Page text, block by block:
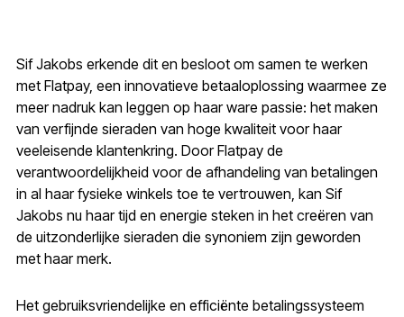
Sif Jakobs erkende dit en besloot om samen te werken
met Flatpay, een innovatieve betaaloplossing waarmee ze
meer nadruk kan leggen op haar ware passie: het maken
van verfijnde sieraden van hoge kwaliteit voor haar
veeleisende klantenkring. Door Flatpay de
verantwoordelijkheid voor de afhandeling van betalingen
in al haar fysieke winkels toe te vertrouwen, kan Sif
Jakobs nu haar tijd en energie steken in het creëren van
de uitzonderlijke sieraden die synoniem zijn geworden
met haar merk.
Het gebruiksvriendelijke en efficiënte betalingssysteem